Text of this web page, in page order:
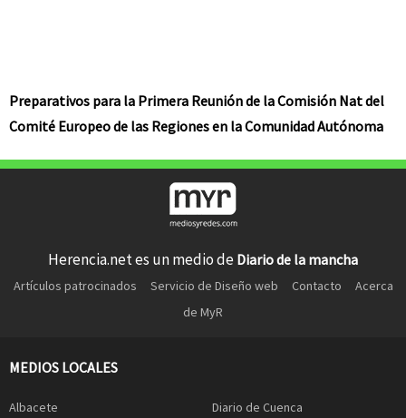
Preparativos para la Primera Reunión de la Comisión Nat del
Comité Europeo de las Regiones en la Comunidad Autónoma
Herencia.net es un medio de Diario de la mancha
Artículos patrocinados Servicio de Diseño web Contacto
Acerca
de MyR
MEDIOS LOCALES
Albacete Diario de Cuenca